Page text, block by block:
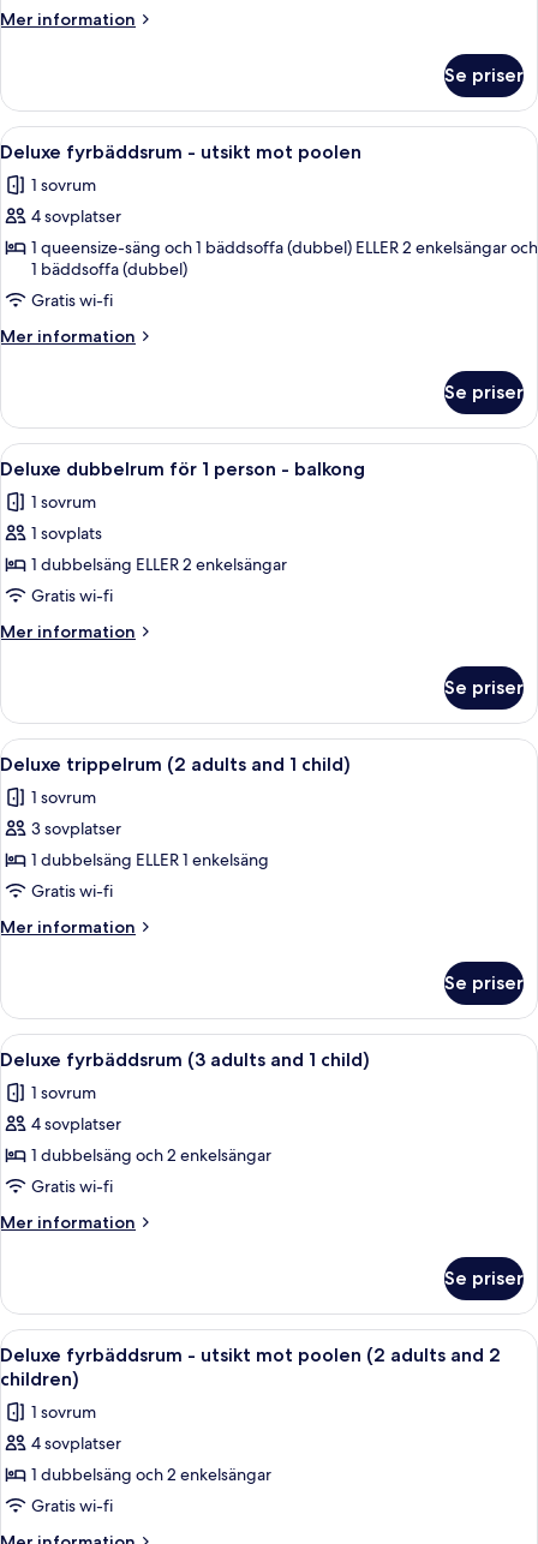
Mer information
Mer
trippelrum
Se priser
Öppna
alla
foton
för
Deluxe
fyrbäddsrum
-
utsikt
Ett litet rum med våningssängar, ett
4
Deluxe fyrbäddsrum - utsikt mot poolen
1 sovrum
4 sovplatser
1 queensize-säng och 1 bäddsoffa (dubbel) ELLER 2 enkelsängar och
1 bäddsoffa (dubbel)
Gratis wi-fi
Mer information
Mer
fyrbäddsrum
utsikt
poolen
Se priser
Öppna
alla
foton
för
Deluxe
dubbelrum
för
1
-
balkong
Ett hotellrum med en säng, ett
3
Deluxe dubbelrum för 1 person - balkong
1 sovrum
1 sovplats
1 dubbelsäng ELLER 2 enkelsängar
Gratis wi-fi
Mer information
Mer
dubbelrum
för
1
balkong
Se priser
Öppna
alla
foton
för
Deluxe
trippelrum
(2
adults
1
child)
Värdeförvaringsskåp på rummet,
3
Deluxe trippelrum (2 adults and 1 child)
1 sovrum
3 sovplatser
1 dubbelsäng ELLER 1 enkelsäng
Gratis wi-fi
Mer information
Mer
trippelrum
(2
adults
child)
Se priser
Öppna
alla
foton
för
Deluxe
fyrbäddsrum
(3
adults
1
child)
Ett litet rum med våningssängar, ett
4
Deluxe fyrbäddsrum (3 adults and 1 child)
1 sovrum
4 sovplatser
1 dubbelsäng och 2 enkelsängar
Gratis wi-fi
Mer information
Mer
fyrbäddsrum
(3
adults
and
child)
Se priser
Öppna
alla
foton
för
Deluxe
fyrbäddsrum
-
utsikt
Ett litet rum med våningssängar, ett
4
Deluxe fyrbäddsrum - utsikt mot poolen (2 adults and 2
children)
1 sovrum
4 sovplatser
1 dubbelsäng och 2 enkelsängar
Gratis wi-fi